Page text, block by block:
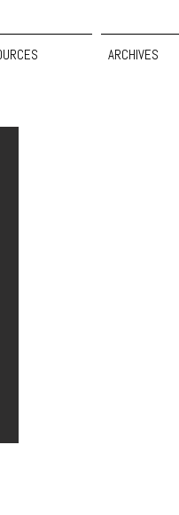
ARCHIVES